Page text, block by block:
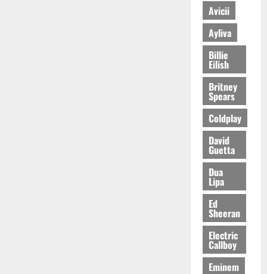
Avicii
Ayliva
Billie
Eilish
Britney
Spears
Coldplay
David
Guetta
Dua
Lipa
Ed
Sheeran
Electric
Callboy
Eminem